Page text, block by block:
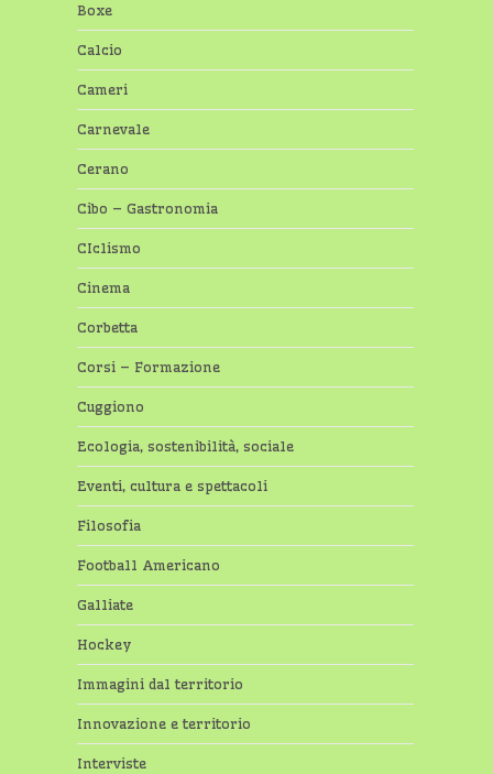
Boxe
Calcio
Cameri
Carnevale
Cerano
Cibo – Gastronomia
CIclismo
Cinema
Corbetta
Corsi – Formazione
Cuggiono
Ecologia, sostenibilità, sociale
Eventi, cultura e spettacoli
Filosofia
Football Americano
Galliate
Hockey
Immagini dal territorio
Innovazione e territorio
Interviste